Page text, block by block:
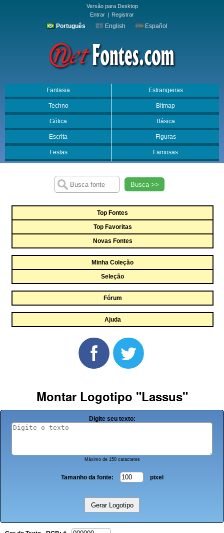
Versão para Desktop
Entrar | Registrar
Português English Español
Fantasia Estrangeiras
Techno Bitmap
Gótica Básica
Escrita Figuras
Festas Famosas
Busca >>
Top Fontes
Top Favoritas
Novas Fontes
Minha Coleção
Seleção
Fórum
Ajuda
Montar Logotipo "Lassus"
Digite seu texto:
Máximo de 150 caracteres
Tamanho da fonte: pixel